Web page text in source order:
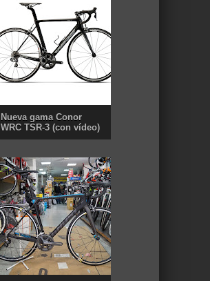
Nueva gama Conor
WRC TSR-3 (con vídeo)